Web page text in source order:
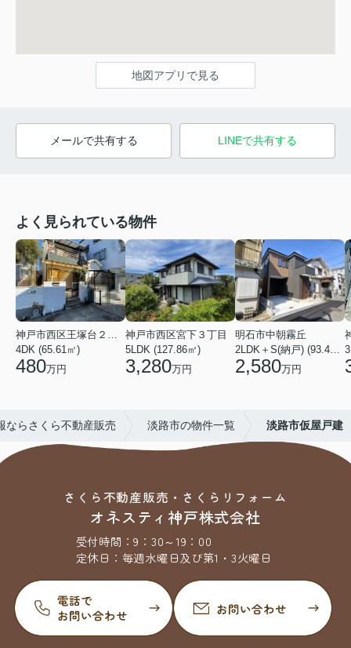
地図アプリで見る
メールで共有する LINEで共有する
よく見られている物件
4DK (65.61㎡)
480万円
神戸市西区宮下３丁目
5LDK (127.86㎡)
3,280万円
明石市中朝霧丘
2,580万円
ならさくら不動産販売 淡路市の物件一覧 淡路市仮屋戸建
さくら不動産販売・さくらリフォーム
オネスティ神戸株式会社
受付時間：9：30～19：00
定休日： 毎週水曜日及び第1・3火曜日